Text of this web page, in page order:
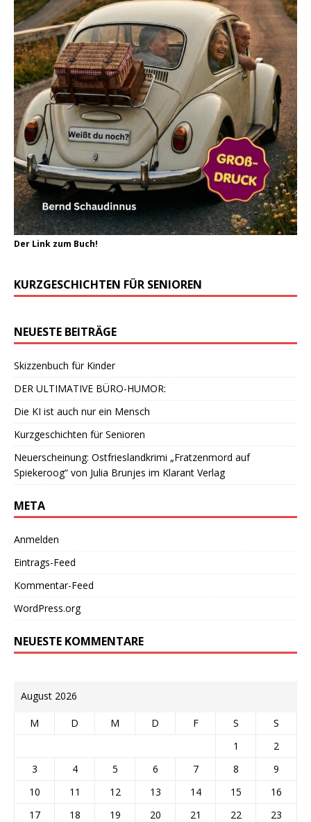
Der Link zum Buch!
KURZGESCHICHTEN FÜR SENIOREN
NEUESTE BEITRÄGE
Skizzenbuch für Kinder
DER ULTIMATIVE BÜRO-HUMOR:
Die KI ist auch nur ein Mensch
Kurzgeschichten für Senioren
Neuerscheinung: Ostfrieslandkrimi „Fratzenmord auf
Spiekeroog“ von Julia Brunjes im Klarant Verlag
META
Anmelden
Eintrags-Feed
Kommentar-Feed
WordPress.org
NEUESTE KOMMENTARE
August 2026
M D M D F S
S
1
2
3
4 5 6 7 8
9
10
11 12 13 14 15
16
17
18 19 20 21 22
23